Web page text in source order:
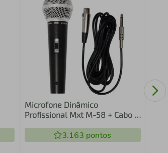
Microfone Dinâmico
Profissional Mxt M-58 + Cabo 4
3.163 pontos